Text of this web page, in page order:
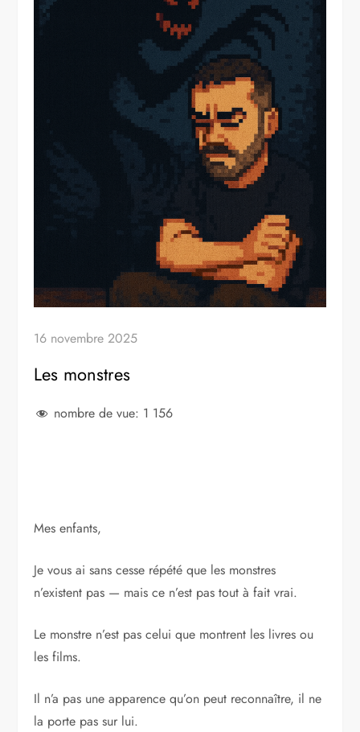
16 novembre 2025
Les monstres
nombre de vue: 1 156
Mes enfants,
Je vous ai sans cesse répété que les monstres
n’existent pas — mais ce n’est pas tout à fait vrai.
Le monstre n’est pas celui que montrent les livres ou
les films.
Il n’a pas une apparence qu’on peut reconnaître, il ne
la porte pas sur lui.